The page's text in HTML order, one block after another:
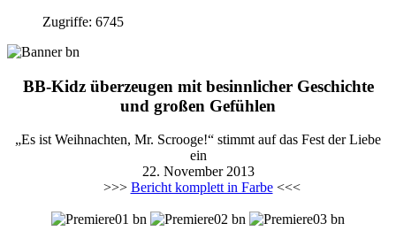
Zugriffe: 6745
BB-Kidz überzeugen mit besinnlicher Geschichte
und großen Gefühlen
„Es ist Weihnachten, Mr. Scrooge!“ stimmt auf das Fest der Liebe
ein
22. November 2013
>>> Bericht komplett in Farbe<<<